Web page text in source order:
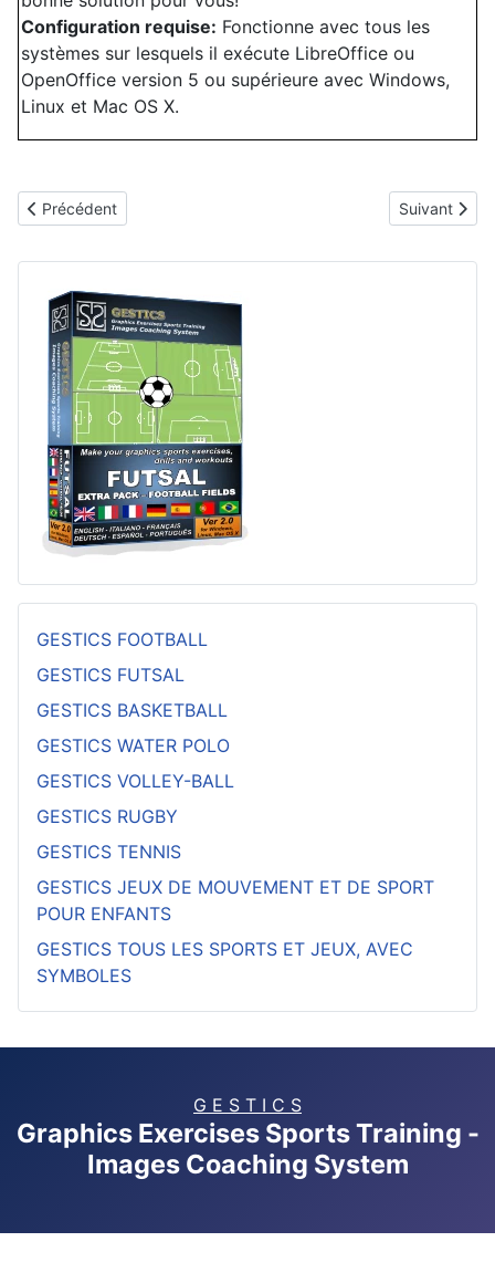
Configuration requise: Fonctionne avec tous les
systèmes sur lesquels il exécute LibreOffice ou
OpenOffice version 5 ou supérieure avec Windows,
Linux et Mac OS X.
Article précédent : Acheter
Précédent Article
Suivant
GESTICS FOOTBALL
GESTICS FUTSAL
GESTICS BASKETBALL
GESTICS WATER POLO
GESTICS VOLLEY-BALL
GESTICS RUGBY
GESTICS TENNIS
GESTICS JEUX DE MOUVEMENT ET DE SPORT
POUR ENFANTS
GESTICS TOUS LES SPORTS ET JEUX, AVEC
SYMBOLES
G E S T I C S
Graphics Exercises Sports Training -
Images Coaching System